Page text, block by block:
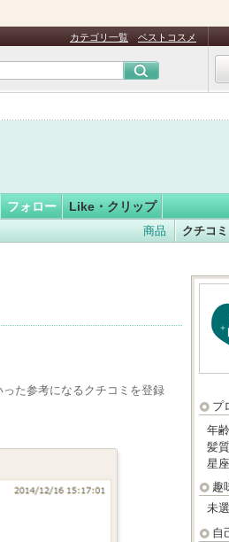
カテゴリ一覧 ベストコスメ
フォロー Like・クリップ
商品 クチコミ
た参考になるクチコミを登録
プ
年齢
髪質
星座
趣
未
自